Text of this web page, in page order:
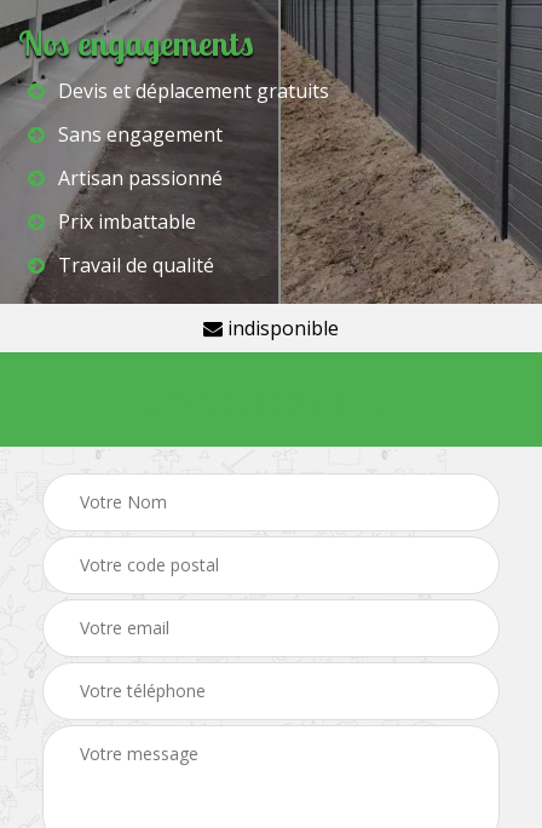
Nos engagements
Devis et déplacement gratuits
Sans engagement
Artisan passionné
Prix imbattable
Travail de qualité
indisponible